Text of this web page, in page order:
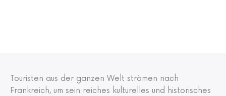
Touristen aus der ganzen Welt strömen nach
Frankreich, um sein reiches kulturelles und historisches